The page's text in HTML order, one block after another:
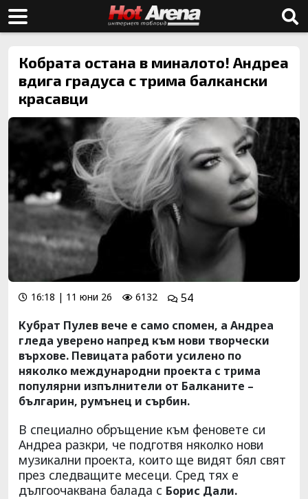
Кобрата остана в миналото! Андреа
вдига градуса с трима балкански
красавци
16:18 | 11 юни 26 6132
54
Кубрат Пулев вече е само спомен, а Андреа
гледа уверено напред към нови творчески
върхове. Певицата работи усилено по
няколко международни проекта с трима
популярни изпълнители от Балканите –
българин, румънец и сърбин.
В специално обръщение към феновете си
Андреа разкри, че подготвя няколко нови
музикални проекта, които ще видят бял свят
през следващите месеци. Сред тях е
дългоочаквана балада с Борис Дали.